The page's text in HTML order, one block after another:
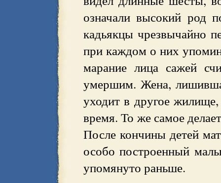
означали высокий род
кадьякцы чрезвычайно
при каждом о них
марание лица сажей
умершим. Жена,
уходит в другое
время. То же самое
После кончины детей
особо построенный
упомянуто раньше.